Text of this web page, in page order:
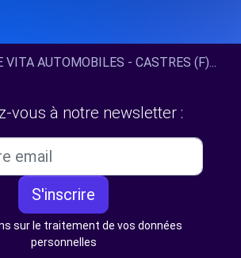
VITA AUTOMOBILES - CASTRES (F)...
vous à notre newsletter :
S'inscrire
sur le traitement de vos données
personnelles